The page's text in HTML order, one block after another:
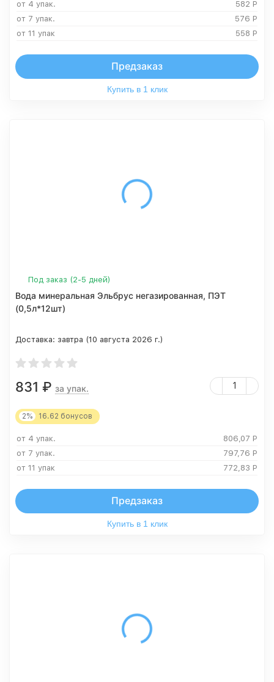
от 4 упак. 582 Р
от 7 упак.
576 Р
от 11 упак
558 Р
Предзаказ
Купить в 1 клик
Под заказ (2-5 дней)
Вода минеральная Эльбрус негазированная, ПЭТ
(0,5л*12шт)
Доставка: завтра (10 августа 2026 г.)
831 ₽ за упак.
2% 16.62 бонусов
от 4 упак. 806,07 Р
от 7 упак.
797,76 Р
от 11 упак
772,83 Р
Предзаказ
Купить в 1 клик